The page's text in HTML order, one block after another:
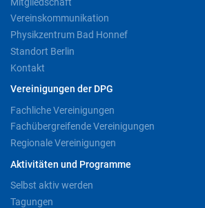
Vereinskommunikation
Physikzentrum Bad Honnef
Standort Berlin
Kontakt
Vereinigungen der DPG
Fachliche Vereinigungen
Fachübergreifende Vereinigungen
Regionale Vereinigungen
Aktivitäten und Programme
Selbst aktiv werden
Tagungen